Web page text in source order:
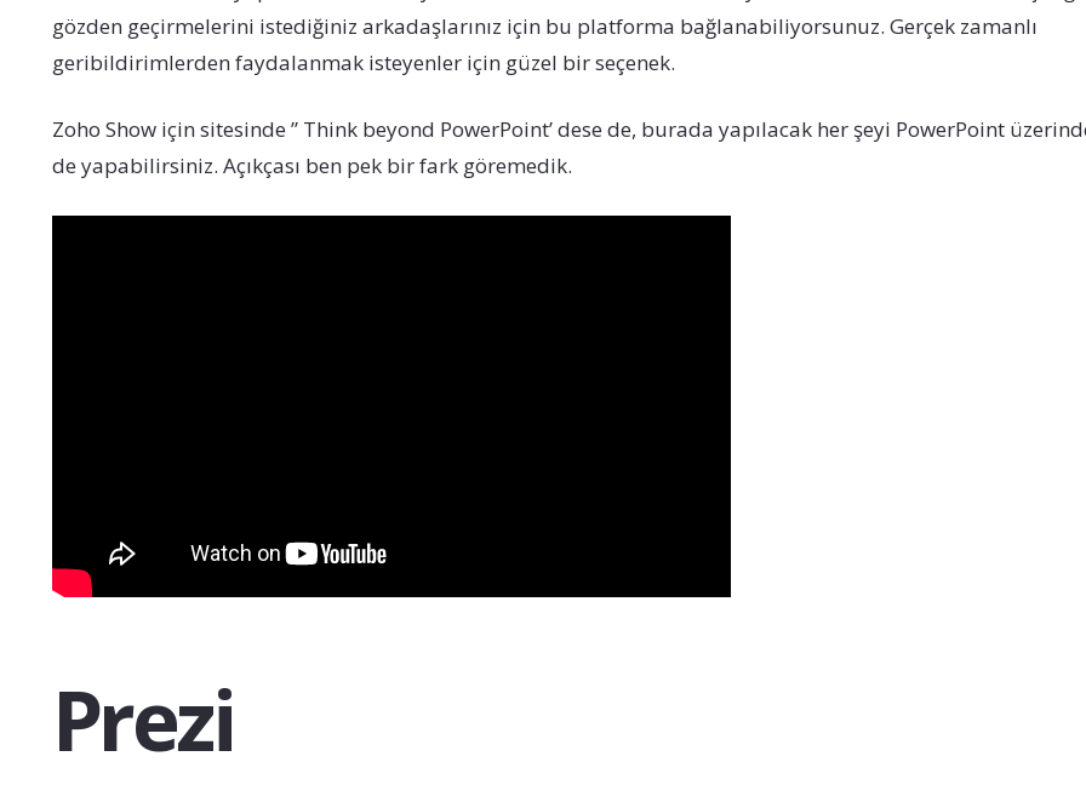
gözden geçirmelerini istediğiniz arkadaşlarınız için bu platforma bağlanabiliyorsunuz. Gerçek zamanlı
geribildirimlerden faydalanmak isteyenler için güzel bir seçenek.
Zoho Show için sitesinde ” Think beyond PowerPoint’ dese de, burada yapılacak her şeyi PowerPoint
de yapabilirsiniz. Açıkçası ben pek bir fark göremedik.
Prezi